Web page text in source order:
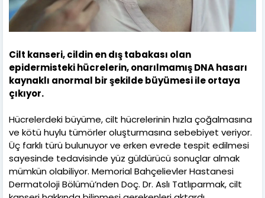
Cilt kanseri, cildin en dış tabakası olan
epidermisteki hücrelerin, onarılmamış DNA hasarı
kaynaklı anormal bir şekilde büyümesi ile ortaya
çıkıyor.
Hücrelerdeki büyüme, cilt hücrelerinin hızla çoğalmasına
ve kötü huylu tümörler oluşturmasına sebebiyet veriyor.
Üç farklı türü bulunuyor ve erken evrede tespit edilmesi
sayesinde tedavisinde yüz güldürücü sonuçlar almak
mümkün olabiliyor. Memorial Bahçelievler Hastanesi
Dermatoloji Bölümü’nden Doç. Dr. Aslı Tatlıparmak, cilt